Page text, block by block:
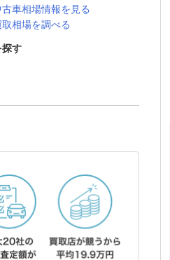
車相場情報を見る
相場を調べる
探す